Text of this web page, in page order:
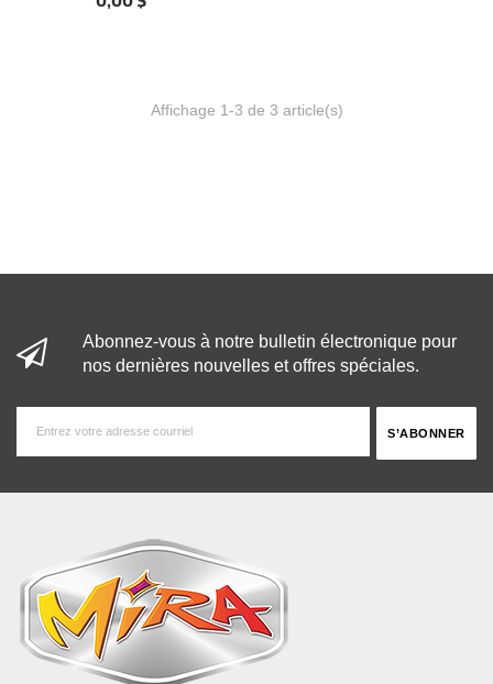
Affichage 1-3 de 3 article(s)
Abonnez-vous à notre bulletin électronique pour
nos dernières nouvelles et offres spéciales.